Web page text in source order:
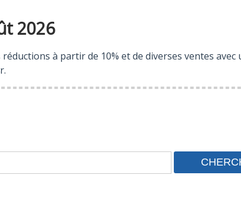
2026
à partir de 10% et de diverses ventes